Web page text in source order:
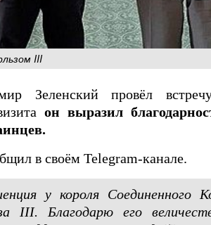
III
Зеленский провёл
он выразил
в своём Telegram-канале.
у короля Соединенного
III. Благодарю его